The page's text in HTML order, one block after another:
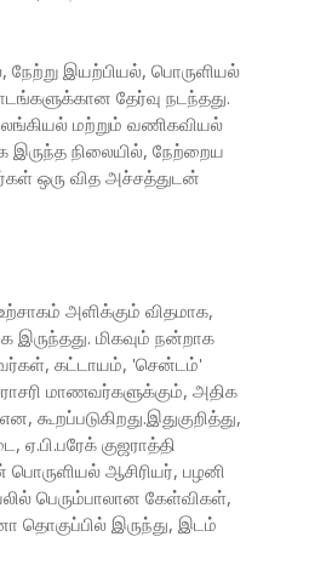
நேற்று இயற்பியல், பொருளியல்
தேர்வு நடந்தது.
மற்றும் வணிகவியல்
இருந்த நிலையில், நேற்றைய
ஒரு வித அச்சத்துடன்
அளிக்கும் விதமாக,
மிகவும் நன்றாக
கட்டாயம், 'சென்டம்'
மாணவர்களுக்கும், அதிக
கூறப்படுகிறது.இதுகுறித்து,
குஜராத்தி
பொருளியல் ஆசிரியர், பழனி
பெரும்பாலான கேள்விகள்,
தொகுப்பில் இருந்து, இடம்